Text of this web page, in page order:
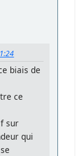
biais de
ce
sur
qui